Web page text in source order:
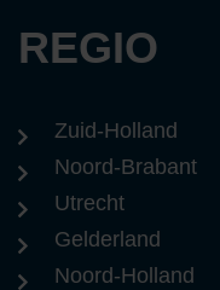
REGIO
Zuid-Holland
Noord-Brabant
Utrecht
Gelderland
Noord-Holland